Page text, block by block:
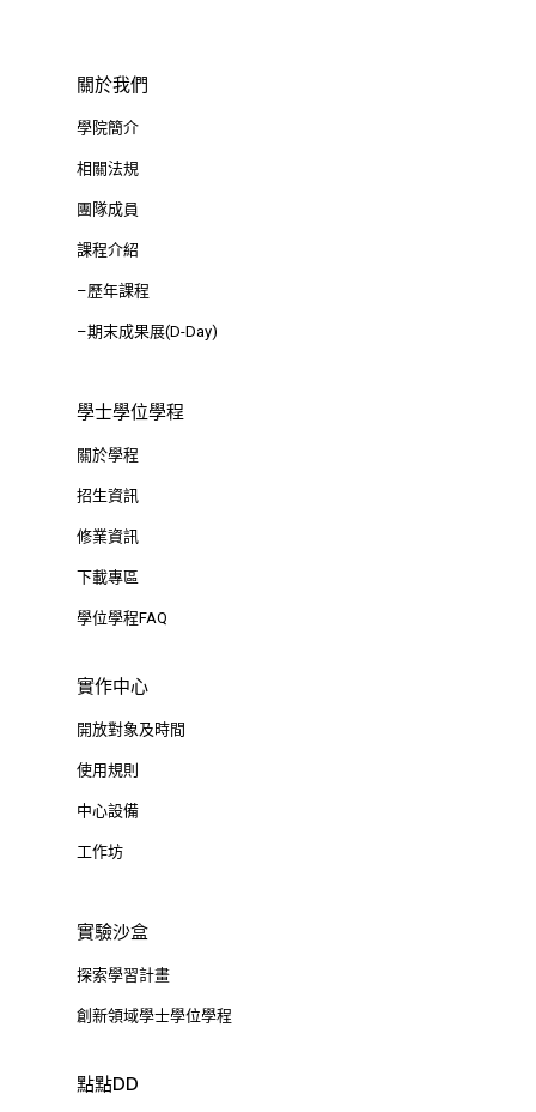
關於我們
學院簡介
相關法規
團隊成員
課程介紹
–歷年課程
–期末成果展(D-Day)
學士學位學程
關於學程
招生資訊
修業資訊
下載專區
學位學程FAQ
實作中心
開放對象及時間
使用規則
中心設備
工作坊
實驗沙盒
探索學習計畫
創新領域學士學位學程
點點DD